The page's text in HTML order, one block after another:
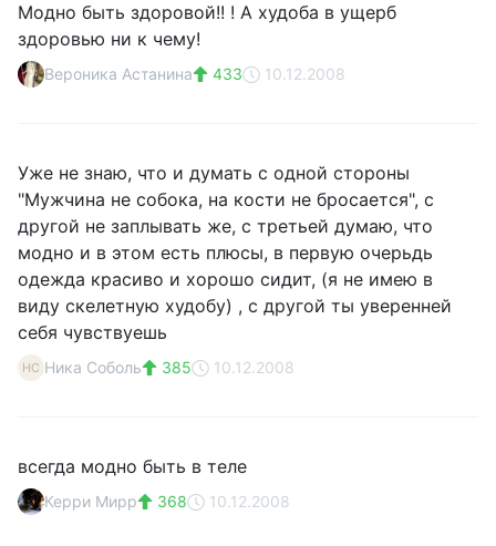
Модно быть здоровой!! ! А худоба в ущерб
здоровью ни к чему!
Вероника Астанина 433 10.12.2008
Уже не знаю, что и думать с одной стороны
"Мужчина не собока, на кости не бросается", с
другой не заплывать же, с третьей думаю, что
модно и в этом есть плюсы, в первую очерьдь
одежда красиво и хорошо сидит, (я не имею в
виду скелетную худобу) , с другой ты уверенней
себя чувствуешь
НС Ника Соболь 385 10.12.2008
всегда модно быть в теле
Керри Мирр 368 10.12.2008